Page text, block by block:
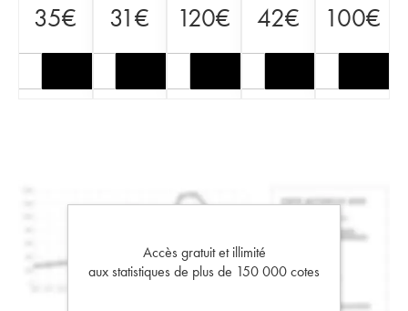
35€ 31€ 120€ 42€ 100€
Accès gratuit et illimité
aux statistiques de plus de 150 000 cotes